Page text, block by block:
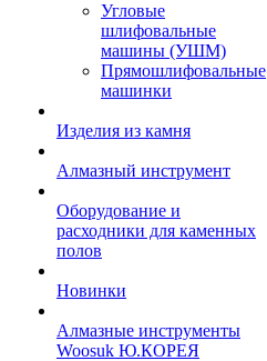
Угловые
шлифовальные
машины (УШМ)
Прямошлифовальные
машинки
Изделия из камня
Алмазный инструмент
Оборудование и
расходники для каменных
полов
Новинки
Алмазные инструменты
Woosuk Ю.КОРЕЯ